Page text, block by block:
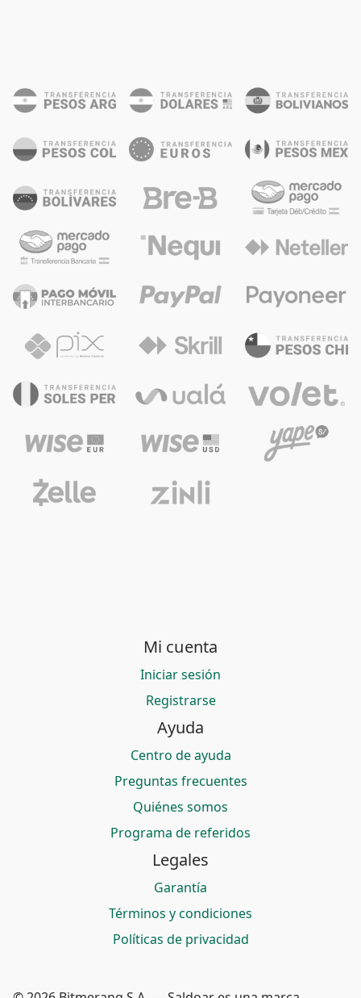
Mi cuenta
Iniciar sesión
Registrarse
Ayuda
Centro de ayuda
Preguntas frecuentes
Quiénes somos
Programa de referidos
Legales
Garantía
Términos y condiciones
Políticas de privacidad